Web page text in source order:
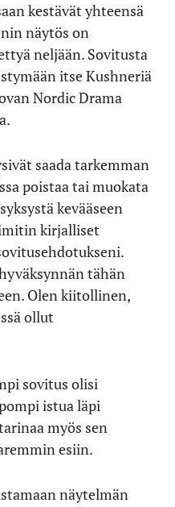
kestävät yhteensä
näytös on
neljään. Sovitusta
itse Kushneriä
Nordic Drama
saada tarkemman
poistaa tai muokata
kevääseen
kirjalliset
tähän
Olen kiitollinen,
ollut
sovitus olisi
istua läpi
myös sen
esiin.
näytelmän